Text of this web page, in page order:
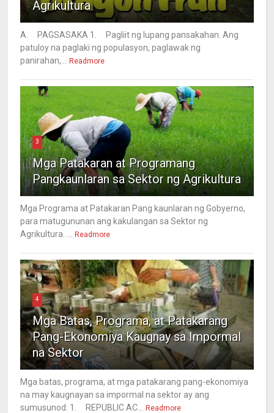
Agrikultura
A. PAGSASAKA 1. Pagliit ng lupang pansakahan. Ang
patuloy na paglaki ng populasyon, paglawak ng
panirahan,...
Readmore
3
Mga Patakaran at Programang
Pangkaunlaran sa Sektor ng Agrikultura
Mga Programa at Patakaran Pang kaunlaran ng Gobyerno,
para matugununan ang kakulangan sa Sektor ng
Agrikultura. ...
Readmore
4
Mga Batas, Programa, at Patakarang
Pang-Ekonomiya Kaugnay sa Impormal
na Sektor
Mga batas, programa, at mga patakarang pang-ekonomiya
na may kaugnayan sa impormal na sektor ay ang
sumusunod: 1. REPUBLIC AC...
Readmore